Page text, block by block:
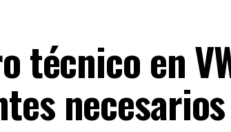
técnico en
necesarios